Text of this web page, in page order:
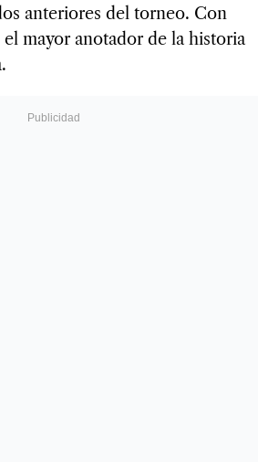
anteriores del torneo. Con
mayor anotador de la historia